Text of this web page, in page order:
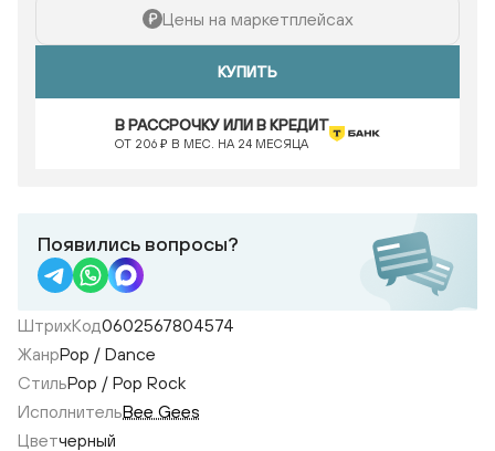
Цены на маркетплейсах
КУПИТЬ
В РАССРОЧКУ ИЛИ В КРЕДИТ
ОТ 206 ₽ В МЕС. НА 24 МЕСЯЦА
Появились вопросы?
ШтрихКод0602567804574
ЖанрPop / Dance
СтильPop / Pop Rock
ИсполнительBee Gees
Цветчерный